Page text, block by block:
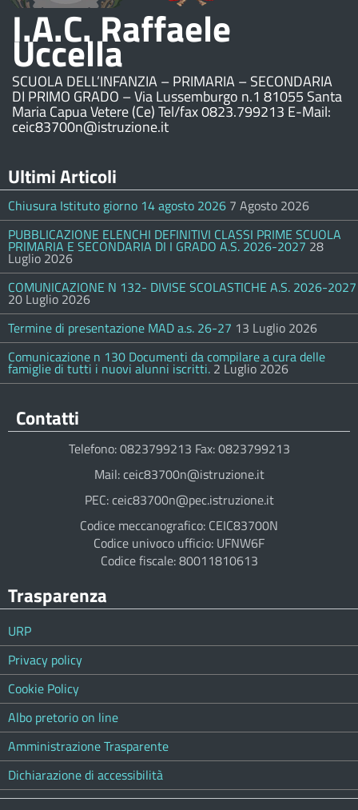
I.A.C. Raffaele
Uccella
SCUOLA DELL’INFANZIA – PRIMARIA – SECONDARIA
DI PRIMO GRADO – Via Lussemburgo n.1 81055 Santa
Maria Capua Vetere (Ce) Tel/fax 0823.799213 E-Mail:
ceic83700n@istruzione.it
Ultimi Articoli
Chiusura Istituto giorno 14 agosto 2026 7 Agosto 2026
PUBBLICAZIONE ELENCHI DEFINITIVI CLASSI PRIME SCUOLA
PRIMARIA E SECONDARIA DI I GRADO A.S. 2026-2027 28
Luglio 2026
COMUNICAZIONE N 132- DIVISE SCOLASTICHE A.S. 2026-2027
20 Luglio 2026
Termine di presentazione MAD a.s. 26-27 13 Luglio 2026
Comunicazione n 130 Documenti da compilare a cura delle
famiglie di tutti i nuovi alunni iscritti. 2 Luglio 2026
Contatti
Telefono: 0823799213 Fax: 0823799213
Mail: ceic83700n@istruzione.it
PEC: ceic83700n@pec.istruzione.it
Codice meccanografico: CEIC83700N
Codice univoco ufficio: UFNW6F
Codice fiscale: 80011810613
Trasparenza
URP
Privacy policy
Cookie Policy
Albo pretorio on line
Amministrazione Trasparente
Dichiarazione di accessibilità